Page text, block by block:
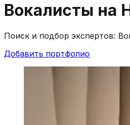
Вокалисты на
Поиск и подбор экспертов:
Добавить портфолио